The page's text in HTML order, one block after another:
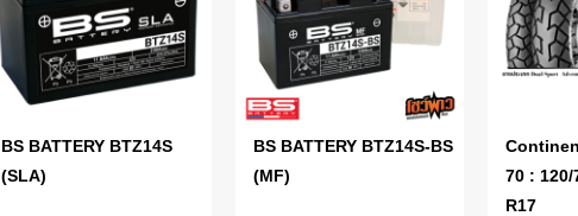
BS BATTERY BTZ14S
(SLA)
BS BATTERY BTZ14S-BS
(MF)
70 : 120/
R17